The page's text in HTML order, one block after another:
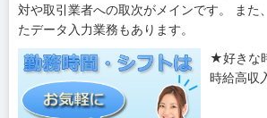
対や取引業者への取次がメインです。 また
たデータ入力業務もあります。
★好きな
時給高収